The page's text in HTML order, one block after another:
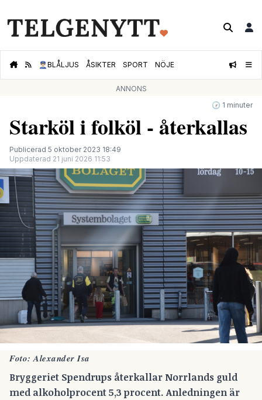
👮🏻‍♂️BLÅLJUS ÅSIKTER SPORT NÖJE
ANNONS
🕝 1 minuter
Starköl i folköl - återkallas
Publicerad 5 oktober 2023 18:49
Uppdaterad 21 juni 2026 11:53
Foto: Alexander Isa
Bryggeriet Spendrups återkallar Norrlands guld
med alkoholprocent 5,3 procent. Anledningen är